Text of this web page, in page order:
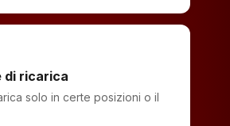
di ricarica
solo in certe posizioni o il